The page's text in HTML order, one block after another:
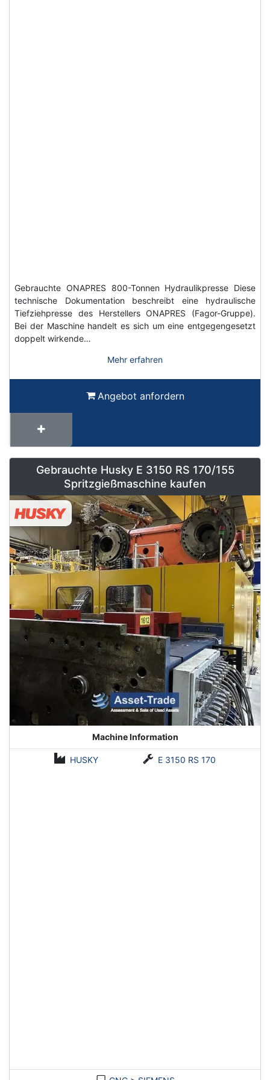
Gebrauchte ONAPRES 800-Tonnen Hydraulikpresse Diese
technische Dokumentation beschreibt eine hydraulische
Tiefziehpresse des Herstellers ONAPRES (Fagor-Gruppe).
Bei der Maschine handelt es sich um eine entgegengesetzt
doppelt wirkende…
Mehr erfahren
Angebot anfordern
Gebrauchte Husky E 3150 RS 170/155
Spritzgießmaschine kaufen
Machine Information
HUSKY E 3150 RS 170